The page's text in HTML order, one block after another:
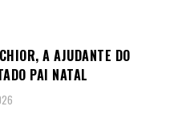
A AJUDANTE DO
PAI NATAL